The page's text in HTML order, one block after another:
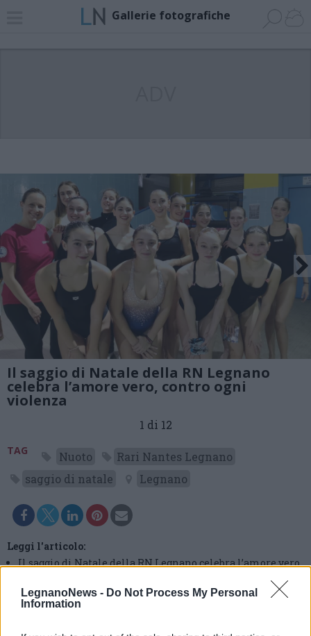
LegnanoNews - Do Not Process My Personal
Information
Gallerie fotografiche
Il saggio di Natale della RN Legnano
celebra l’amore vero, contro ogni
violenza
1 di 12
TAG Nuoto
Rari Nantes Legnano
saggio di natale
Legnano
Leggi l'articolo:
Il saggio di Natale della RN Legnano celebra l’amore vero,